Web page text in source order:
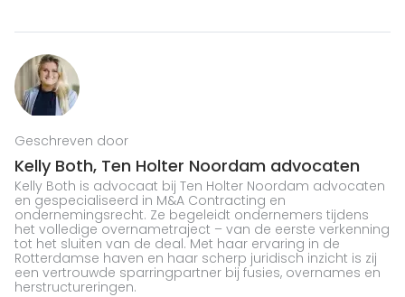
Geschreven door
Kelly Both, Ten Holter Noordam advocaten
Kelly Both is advocaat bij Ten Holter Noordam advocaten
en gespecialiseerd in M&A Contracting en
ondernemingsrecht. Ze begeleidt ondernemers tijdens
het volledige overnametraject – van de eerste verkenning
tot het sluiten van de deal. Met haar ervaring in de
Rotterdamse haven en haar scherp juridisch inzicht is zij
een vertrouwde sparringpartner bij fusies, overnames en
herstructureringen.